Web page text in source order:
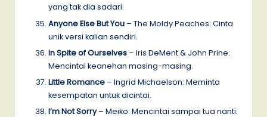
yang tak dia sadari.
Anyone Else But You – The Moldy Peaches: Cinta
unik versi kalian sendiri.
In Spite of Ourselves – Iris DeMent & John Prine:
Mencintai keanehan masing-masing.
Little Romance – Ingrid Michaelson: Meminta
kesempatan untuk dicintai.
I’m Not Sorry– Meiko: Mencintai sampai tua nanti.